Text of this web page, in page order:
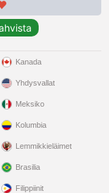
Kanada
Yhdysvallat
Meksiko
Kolumbia
Lemmikkieläimet
Brasilia
Filippiinit